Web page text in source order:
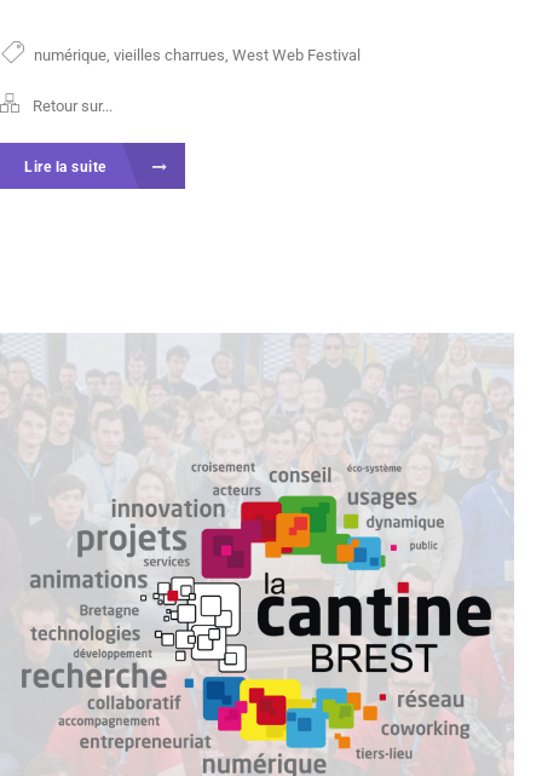
numérique vieilles charrues West Web Festival
Retour sur...
Lire la suite